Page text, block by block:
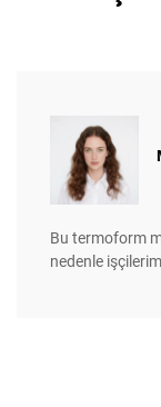
Bu termoform
nedenle